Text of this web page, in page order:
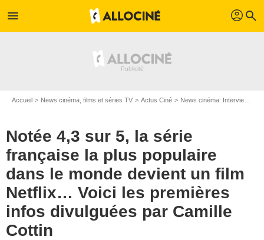
menu profil search
Accueil News cinéma, films et séries TV Actus Ciné News cinéma: Interviews
Notée 4,3 sur 5, la série
française la plus populaire
dans le monde devient un film
Netflix… Voici les premières
infos divulguées par Camille
Cottin